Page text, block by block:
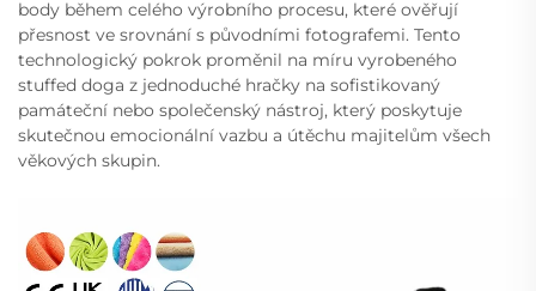
body během celého výrobního procesu, které ověřují
přesnost ve srovnání s původními fotografemi. Tento
technologický pokrok proměnil na míru vyrobeného
stuffed doga z jednoduché hračky na sofistikovaný
památeční nebo společenský nástroj, který poskytuje
skutečnou emocionální vazbu a útěchu majitelům všech
věkových skupin.